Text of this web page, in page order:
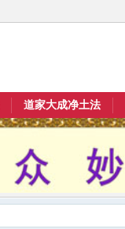
道家大成净土法